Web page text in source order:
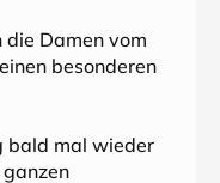
die Damen vom
besonderen
bald mal wieder